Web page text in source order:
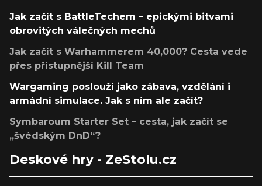
Jak začít s BattleTechem – epickými bitvami
obrovitých válečných mechů
Jak začít s Warhammerem 40,000? Cesta vede
přes přístupnější Kill Team
Wargaming poslouží jako zábava, vzdělání i
armádní simulace. Jak s ním ale začít?
Symbaroum Starter Set – cesta, jak začít se
„švédským DnD“?
Deskové hry - ZeStolu.cz